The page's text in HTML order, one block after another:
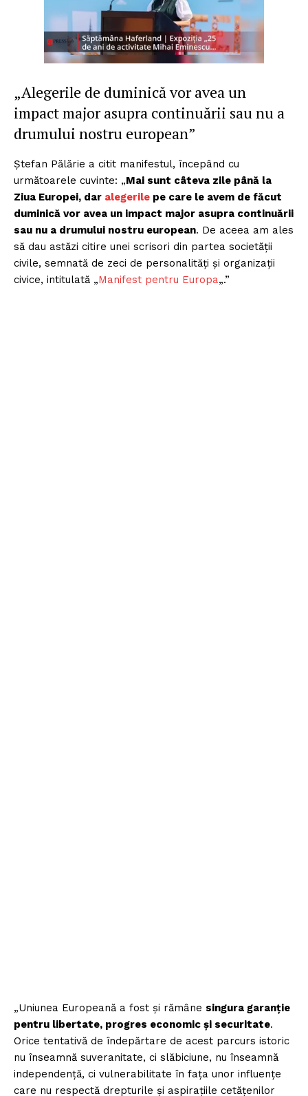
„Alegerile de duminică vor avea un
impact major asupra continuării sau nu a
drumului nostru european”
Ștefan Pălărie a citit manifestul, începând cu
următoarele cuvinte: „Mai sunt câteva zile până la
Ziua Europei, dar alegerile pe care le avem de făcut
duminică vor avea un impact major asupra continuării
sau nu a drumului nostru european. De aceea am ales
să dau astăzi citire unei scrisori din partea societății
civile, semnată de zeci de personalități și organizații
civice, intitulată „Manifest pentru Europa„.”
„Uniunea Europeană a fost și rămâne singura garanție
pentru libertate, progres economic și securitate.
Orice tentativă de îndepărtare de acest parcurs istoric
nu înseamnă suveranitate, ci slăbiciune, nu înseamnă
independență, ci vulnerabilitate în fața unor influențe
care nu respectă drepturile și aspirațiile cetățenilor